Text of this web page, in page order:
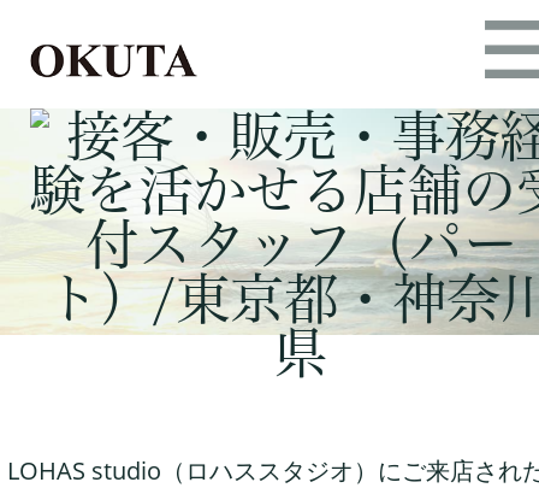
LOHAS studio（ロハススタジオ）にご来店され